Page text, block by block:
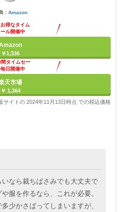
： Amazon
得なタイム
ル開催中
￥1,336
タイムセー
日開催中
天市場
￥ 1,364
サイトの 2024年11月13日時点 での税込価格
なら裁ちばさみでも大丈夫で
服を作るなら、これが必要。
少かさばってしまいますが、